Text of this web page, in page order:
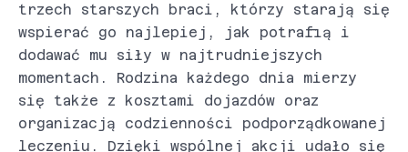
trzech starszych braci, którzy starają się
wspierać go najlepiej, jak potrafią i
dodawać mu siły w najtrudniejszych
momentach. Rodzina każdego dnia mierzy
się także z kosztami dojazdów oraz
organizacją codzienności podporządkowanej
leczeniu. Dzięki wspólnej akcji udało się